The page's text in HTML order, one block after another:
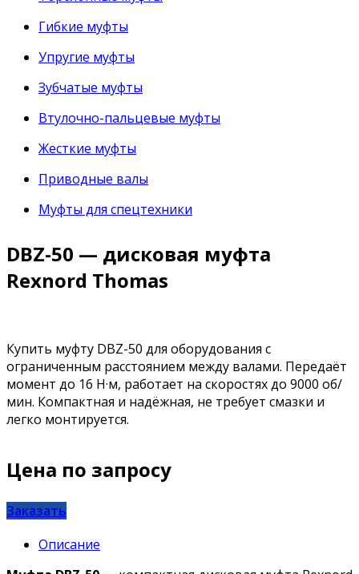
Гибкие муфты
Упругие муфты
Зубчатые муфты
Втулочно-пальцевые муфты
Жесткие муфты
Приводные валы
Муфты для спецтехники
DBZ-50 — дисковая муфта
Rexnord Thomas
Купить муфту DBZ-50 для оборудования с
ограниченным расстоянием между валами. Передаёт
момент до 16 Н·м, работает на скоростях до 9000 об/
мин. Компактная и надёжная, не требует смазки и
легко монтируется.
Цена по запросу
Заказать
Описание